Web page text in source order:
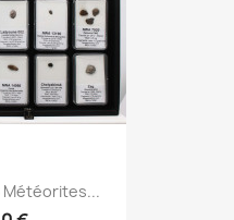
Météorites...